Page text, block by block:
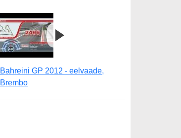
Bahreini GP 2012 - eelvaade,
Brembo